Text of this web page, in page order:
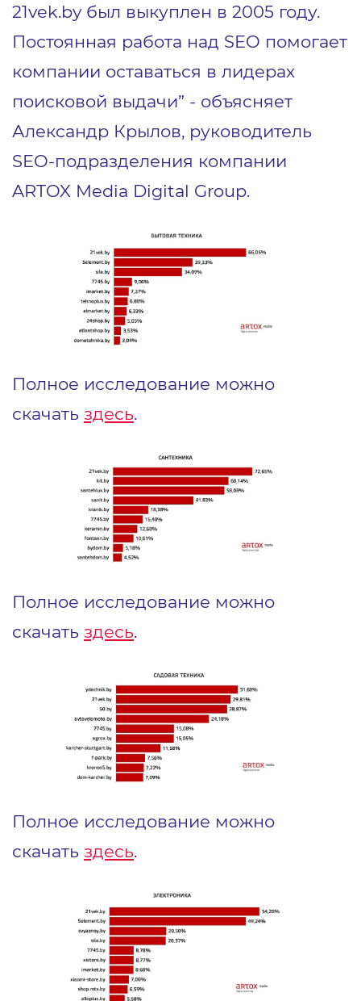
21vek.by был выкуплен в 2005 году.
Постоянная работа над SEO помогает
компании оставаться в лидерах
поисковой выдачи” - объясняет
Александр Крылов, руководитель
SEO-подразделения компании
ARTOX Media Digital Group.
Полное исследование можно
скачать здесь.
Полное исследование можно
скачать здесь.
Полное исследование можно
скачать здесь.